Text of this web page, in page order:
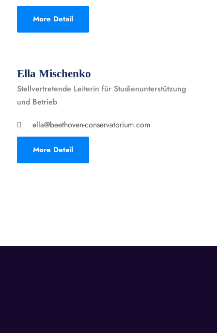
More Detail
Ella Mischenko
Stellvertretende Leiterin für Studienunterstützung
und Betrieb
ella@beethoven-conservatorium.com
More Detail